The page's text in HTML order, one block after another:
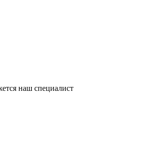
наш специалист